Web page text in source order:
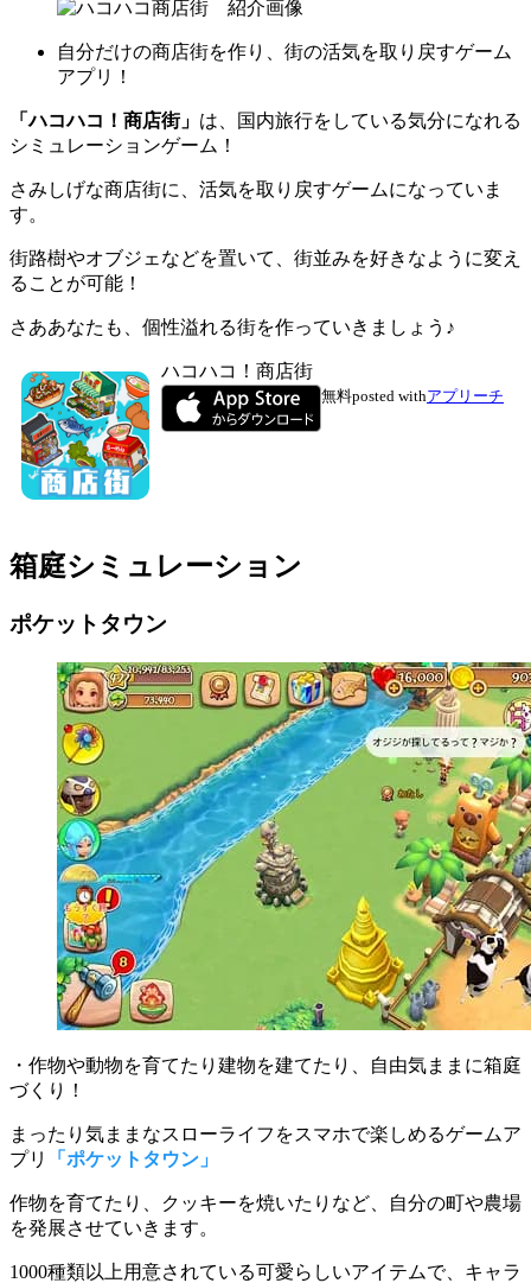
自分だけの商店街を作り、街の活気を取り戻すゲーム
アプリ！
「ハコハコ！商店街」 は、国内旅行をしている気分になれる
シミュレーションゲーム！
さみしげな商店街に、活気を取り戻すゲームになっていま
す。
街路樹やオブジェなどを置いて、街並みを好きなように変え
ることが可能！
さああなたも、個性溢れる街を作っていきましょう♪
ハコハコ！商店街
無料posted withアプリーチ
箱庭シミュレーション
ポケットタウン
・作物や動物を育てたり建物を建てたり、自由気ままに箱庭
づくり！
まったり気ままなスローライフをスマホで楽しめるゲームア
プリ
「ポケットタウン」
作物を育てたり、クッキーを焼いたりなど、自分の町や農場
を発展させていきます。
1000種類以上用意されている可愛らしいアイテムで、キャラ